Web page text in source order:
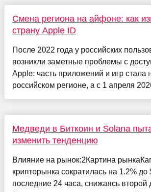
Смена региона на айфоне: как
страну Apple ID
После 2022 года у российских
возникли заметные проблемы с
Apple: часть приложений и игр стала
российском регионе, а с 1 апреля
Медведи в Биткоин и Solana
изменить тенденцию
Влияние на рынок:2Картина
крипторынка сократилась на 1.2% до
последние 24 часа, снижаясь второй